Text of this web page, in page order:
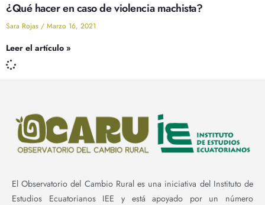
¿Qué hacer en caso de violencia machista?
Sara Rojas Marzo 16, 2021
Leer el artículo »
El Observatorio del Cambio Rural es una iniciativa del Instituto de
Estudios Ecuatorianos IEE y está apoyado por un número